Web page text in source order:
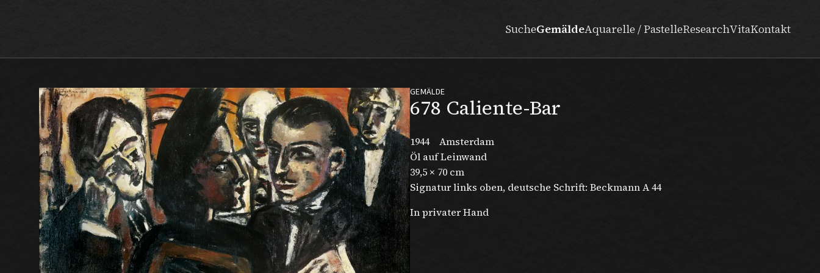
SucheGemäldeAquarelle / PastelleResearchVitaKontakt
678 Caliente-Bar
GEMÄLDE
1944
Amsterdam
Öl auf Leinwand
39,5 × 70 cm
Signatur links oben, deutsche Schrift: Beckmann A 44
In privater Hand